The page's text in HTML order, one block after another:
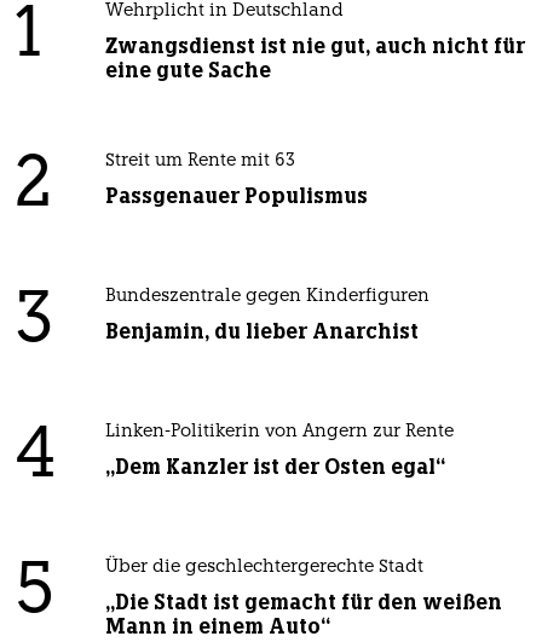
1 Wehrplicht in Deutschland
Zwangsdienst ist nie gut, auch nicht für
eine gute Sache
2 Streit um Rente mit 63
Passgenauer Populismus
3 Bundeszentrale gegen Kinderfiguren
Benjamin, du lieber Anarchist
4 Linken-Politikerin von Angern zur Rente
„Dem Kanzler ist der Osten egal“
5 Über die geschlechtergerechte Stadt
„Die Stadt ist gemacht für den weißen
Mann in einem Auto“